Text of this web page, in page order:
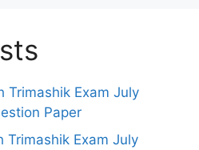
Trimashik Exam July
Paper
Trimashik Exam July